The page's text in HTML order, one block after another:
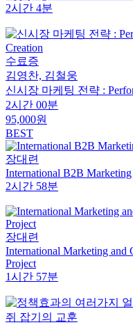
2시간 4분
수료증
김영찬, 김철웅
신시장 마케팅 전략 :
2시간 00분
95,000원
BEST
장대련
International B2B Marketing
2시간 58분
장대련
International Marketing and
Project
1시간 57분